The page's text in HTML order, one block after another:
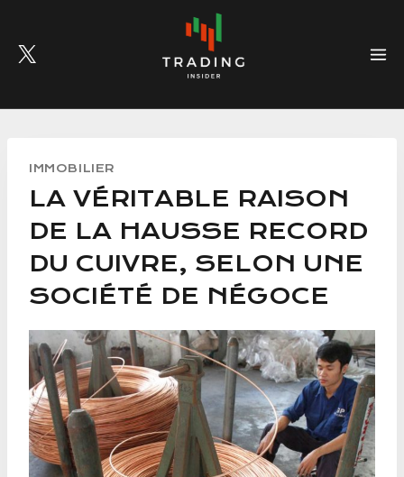
content
IMMOBILIER
LA VÉRITABLE RAISON
DE LA HAUSSE RECORD
DU CUIVRE, SELON UNE
SOCIÉTÉ DE NÉGOCE